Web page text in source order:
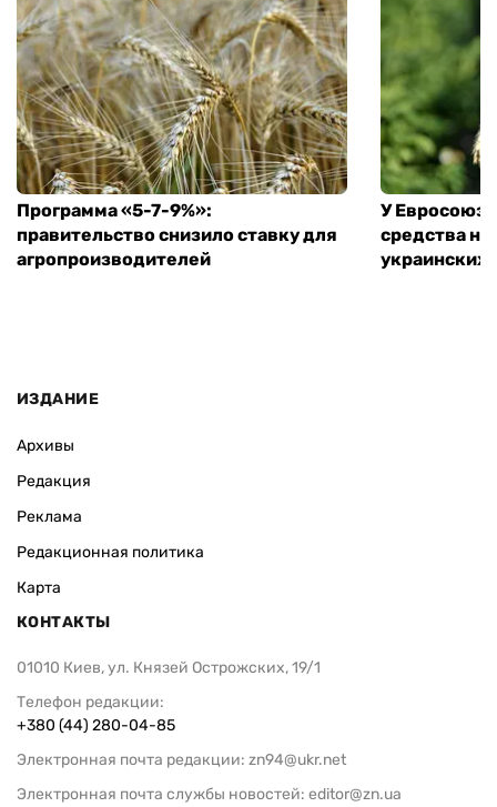
Программа «5-7-9%»:
правительство снизило ставку для
агропроизводителей
У
средства
ИЗДАНИЕ
Архивы
Редакция
Реклама
Редакционная политика
Карта
КОНТАКТЫ
01010 Киев, ул. Князей Острожских, 19/1
Телефон редакции:
+380 (44) 280-04-85
Электронная почта редакции: zn94@ukr.net
Электронная почта службы новостей: editor@zn.ua